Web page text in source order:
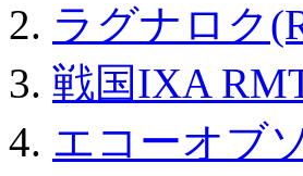
ラグナロク
戦国IXA
エコーオブ